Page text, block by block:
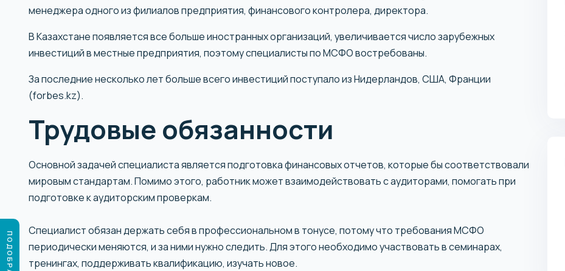
менеджера одного из филиалов предприятия, финансового контролера, директора.
В Казахстане появляется все больше иностранных организаций, увеличивается число зарубежных
инвестиций в местные предприятия, поэтому специалисты по МСФО востребованы.
За последние несколько лет больше всего инвестиций поступало из Нидерландов, США, Франции
(forbes.kz).
Трудовые обязанности
Основной задачей специалиста является подготовка финансовых отчетов, которые бы соответствовали
мировым стандартам. Помимо этого, работник может взаимодействовать с аудиторами, помогать при
подготовке к аудиторским проверкам.
Специалист обязан держать себя в профессиональном в тонусе, потому что требования МСФО
периодически меняются, и за ними нужно следить. Для этого необходимо участвовать в семинарах,
тренингах, поддерживать квалификацию, изучать новое.